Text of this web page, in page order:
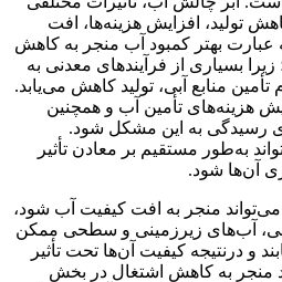
تولید، افزایش هزینه‌ها، افت
بهتر کمبود آب منجر به کاهش
بسیاری از فرآیندهای معدنی به
منابع آبی، تولید کاهش می‌یابد.
هزینه‌های تأمین آب و همچنین
رسیدگی به این مشکل شود.
به‌طور مستقیم بر معادن تأثیر
آن‌ها شود.
منجر به افت کیفیت آب شود،
آب‌های زیرزمینی و سطحی ممکن
و درنتیجه کیفیت آن‌ها تحت تأثیر
منجر به کاهش اشتغال در بخش